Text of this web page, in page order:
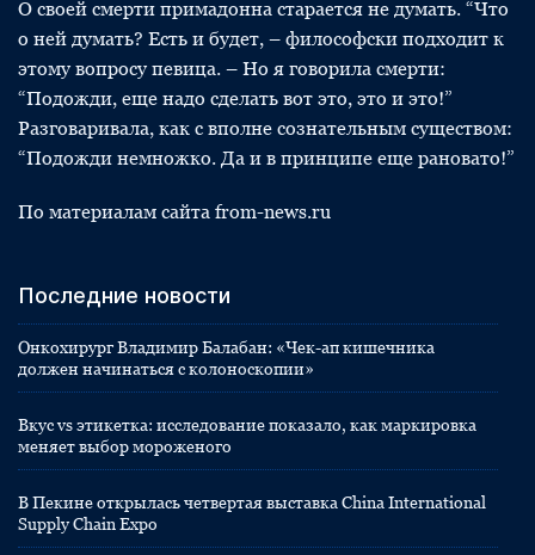
О своей смерти примадонна старается не думать. “Что
о ней думать? Есть и будет, – философски подходит к
этому вопросу певица. – Но я говорила смерти:
“Подожди, еще надо сделать вот это, это и это!”
Разговаривала, как с вполне сознательным существом:
“Подожди немножко. Да и в принципе еще рановато!”
По материалам сайта from-news.ru
Последние новости
Онкохирург Владимир Балабан: «Чек-ап кишечника
должен начинаться с колоноскопии»
Вкус vs этикетка: исследование показало, как маркировка
меняет выбор мороженого
В Пекине открылась четвертая выставка China International
Supply Chain Expo